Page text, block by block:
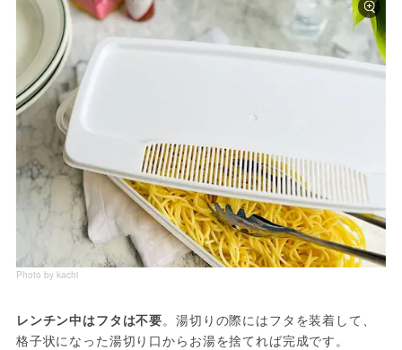
Photo by kachi
レンチン中はフタは不要。湯切りの際にはフタを装着して、
格子状になった湯切り口からお湯を捨てれば完成です。